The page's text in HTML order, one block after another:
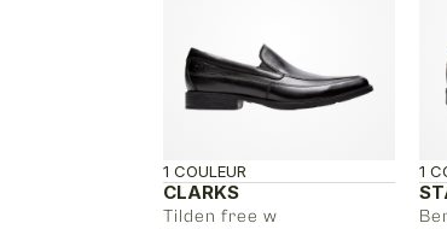
CLARKS
Tilden free w
1 COULEUR 1